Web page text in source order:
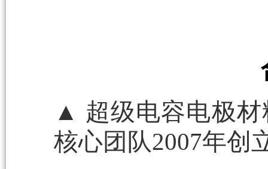
▲ 超级电容电极材
核心团队2007年创